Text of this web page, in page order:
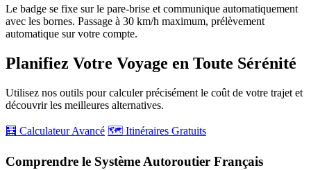
Le badge se fixe sur le pare-brise et communique automatiquement
avec les bornes. Passage à 30 km/h maximum, prélèvement
automatique sur votre compte.
Planifiez Votre Voyage en Toute Sérénité
Utilisez nos outils pour calculer précisément le coût de votre trajet et
découvrir les meilleures alternatives.
🧮 Calculateur Avancé 🗺️ Itinéraires Gratuits
Comprendre le Système Autoroutier Français